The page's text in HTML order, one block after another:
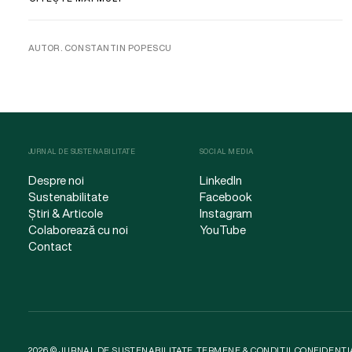
AUTOR. CONSTANTIN POPESCU
JURNAL DE SUSTENABILITATE
Despre noi
Sustenabilitate
Știri & Articole
Colaborează cu noi
Contact
SOCIAL MEDIA
LinkedIn
Facebook
Instagram
YouTube